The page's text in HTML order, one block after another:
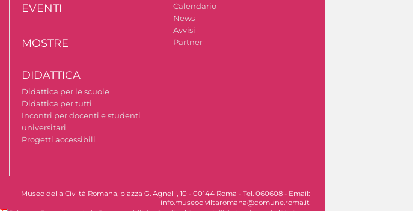
EVENTI
MOSTRE
DIDATTICA
Didattica per le scuole
Didattica per tutti
Incontri per docenti e studenti
universitari
Progetti accessibili
Calendario
News
Avvisi
Partner
Museo della Civiltà Romana, piazza G. Agnelli, 10 - 00144 Roma - Tel. 060608 - Email:
info.museociviltaromana@comune.roma.it